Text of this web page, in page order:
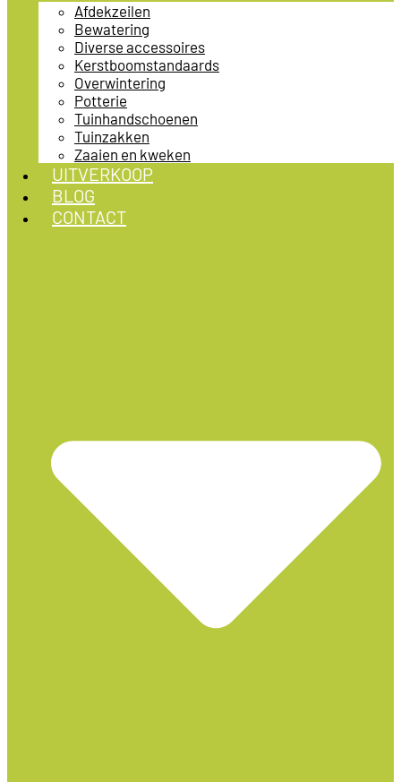
Afdekzeilen
Bewatering
Diverse accessoires
Kerstboomstandaards
Overwintering
Potterie
Tuinhandschoenen
Tuinzakken
Zaaien en kweken
UITVERKOOP
BLOG
CONTACT